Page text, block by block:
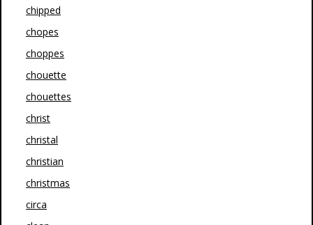
chipped
chopes
choppes
chouette
chouettes
christ
christal
christian
christmas
circa